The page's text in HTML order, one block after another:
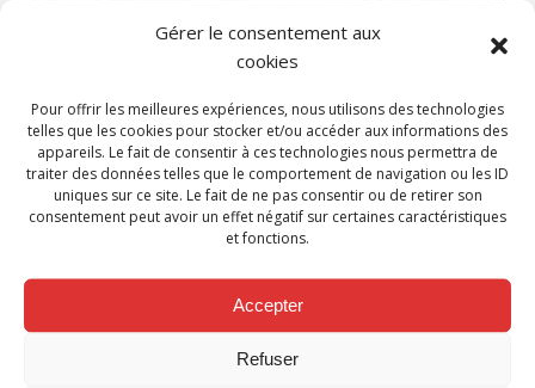
Gérer le consentement aux
cookies
Pour offrir les meilleures expériences, nous utilisons des technologies
telles que les cookies pour stocker et/ou accéder aux informations des
appareils. Le fait de consentir à ces technologies nous permettra de
traiter des données telles que le comportement de navigation ou les ID
uniques sur ce site. Le fait de ne pas consentir ou de retirer son
consentement peut avoir un effet négatif sur certaines caractéristiques
et fonctions.
Accepter
Refuser
Categories:
Actualité
Tags:
No Tag
Post
navigation
Previous post
Post
navigation
Next post
Comments are closed
Contact